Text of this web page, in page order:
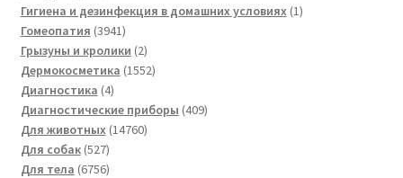
товаров
Гигиена и дезинфекция в домашних условиях 11
Гомеопатия 39413941
товар
Грызуны и кролики 22
товара
Дермокосметика 15521552
Диагностика 44
товара
Диагностические приборы 409409
Для животных 1476014760
Для собак 527527
товаров
Для тела 67566756